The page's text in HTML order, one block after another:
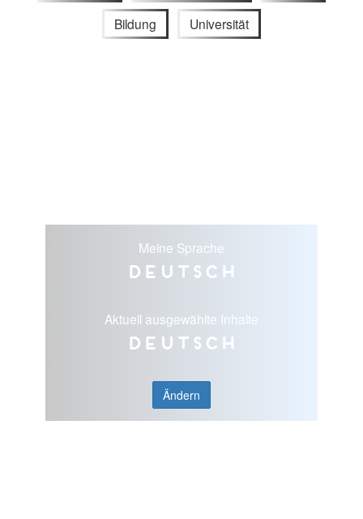
Bildung Universität
Meine Sprache
Deutsch
Aktuell ausgewählte Inhalte
Deutsch
Ändern